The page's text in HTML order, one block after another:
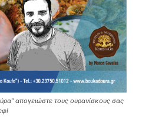
απογειώστε τους ουρανίσκους σας